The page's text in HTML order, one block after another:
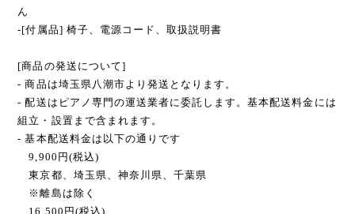
-[外装] クリーニング済みで状態良好です
-[内装] 鍵盤まわりや電気系統の不具合など動作不良はありませ
-[付属品] 椅子、電源コード、取扱説明書
[商品の発送について]
- 商品は埼玉県八潮市より発送となります。
- 配送はピアノ専門の運送業者に委託します。基本配送料金には
組立・設置まで含まれます。
- 基本配送料金は以下の通りです
9,900円(税込)
東京都、埼玉県、神奈川県、千葉県